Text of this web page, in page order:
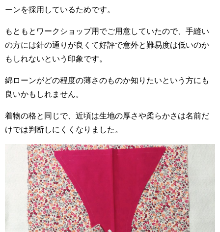
ーンを採用しているためです。
もともとワークショップ用でご用意していたので、手縫い
の方には針の通りが良くて好評で意外と難易度は低いのか
もしれないという印象です。
綿ローンがどの程度の薄さのものか知りたいという方にも
良いかもしれません。
着物の格と同じで、近頃は生地の厚さや柔らかさは名前だ
けでは判断しにくくなりました。